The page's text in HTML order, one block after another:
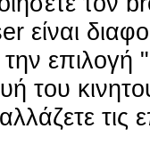
είναι
επιλογή
του
τις